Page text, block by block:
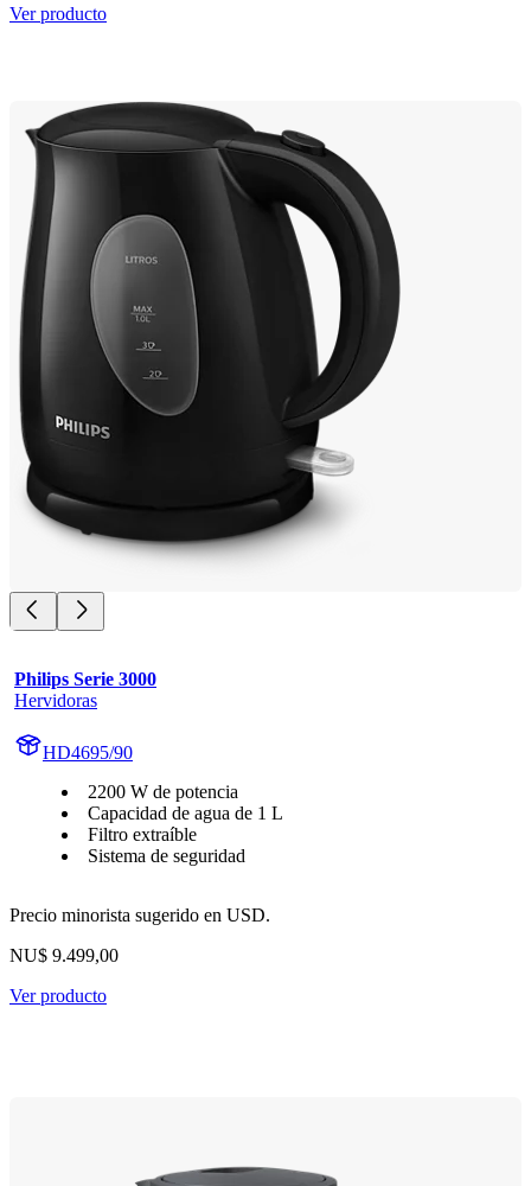
Ver producto
Philips Serie 3000
Hervidoras
HD4695/90
2200 W de potencia
Capacidad de agua de 1 L
Filtro extraíble
Sistema de seguridad
Precio minorista sugerido en USD.
NU$ 9.499,00
Ver producto